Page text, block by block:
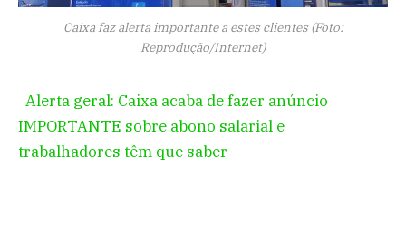
Caixa faz alerta importante a estes clientes (Foto:
Reprodução/Internet)
Alerta geral: Caixa acaba de fazer anúncio
IMPORTANTE sobre abono salarial e
trabalhadores têm que saber